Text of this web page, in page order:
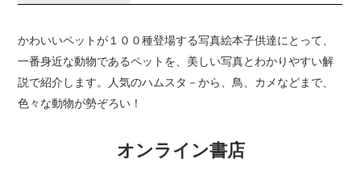
かわいいペットが１００種登場する写真絵本子供達にとって、
一番身近な動物であるペットを、美しい写真とわかりやすい解
説で紹介します。人気のハムスタ－から、鳥、カメなどまで、
色々な動物が勢ぞろい！
オンライン書店